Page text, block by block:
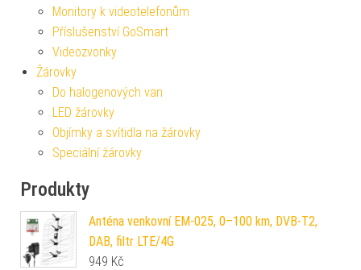
Monitory k videotelefonům
Příslušenství GoSmart
Videozvonky
Žárovky
Do halogenových van
LED žárovky
Objímky a svítidla na žárovky
Speciální žárovky
Produkty
Anténa venkovní EM-025, 0–100 km, DVB-T2,
DAB, filtr LTE/4G
949 Kč